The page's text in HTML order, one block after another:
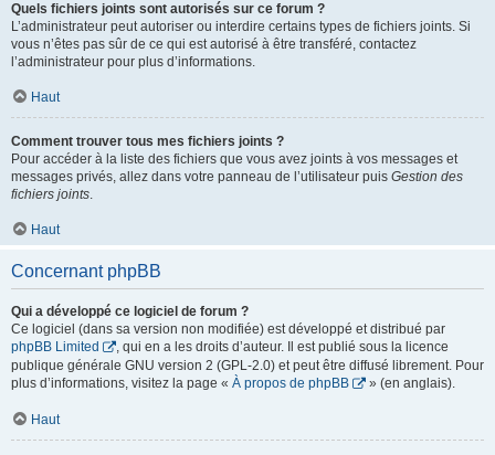
Quels fichiers joints sont autorisés sur ce forum ?
L’administrateur peut autoriser ou interdire certains types de fichiers joints. Si
vous n’êtes pas sûr de ce qui est autorisé à être transféré, contactez
l’administrateur pour plus d’informations.
Haut
Comment trouver tous mes fichiers joints ?
Pour accéder à la liste des fichiers que vous avez joints à vos messages et
messages privés, allez dans votre panneau de l’utilisateur puis Gestion des
fichiers joints.
Haut
Concernant phpBB
Qui a développé ce logiciel de forum ?
Ce logiciel (dans sa version non modifiée) est développé et distribué par
phpBB Limited
, qui en a les droits d’auteur. Il est publié sous la licence
publique générale GNU version 2 (GPL-2.0) et peut être diffusé librement. Pour
plus d’informations, visitez la page « À propos de phpBB » (en anglais).
Haut